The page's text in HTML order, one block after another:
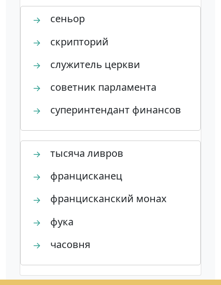
→ сеньор
→ скрипторий
→ служитель церкви
→ советник парламента
→ суперинтендант финансов
→ тысяча ливров
→ францисканец
→ францисканский монах
→ фука
→ часовня